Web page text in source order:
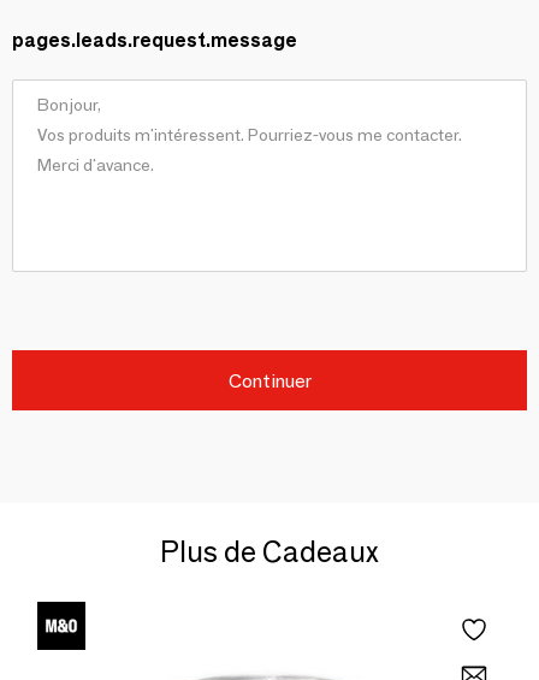
pages.leads.request.message
Continuer
Plus de Cadeaux